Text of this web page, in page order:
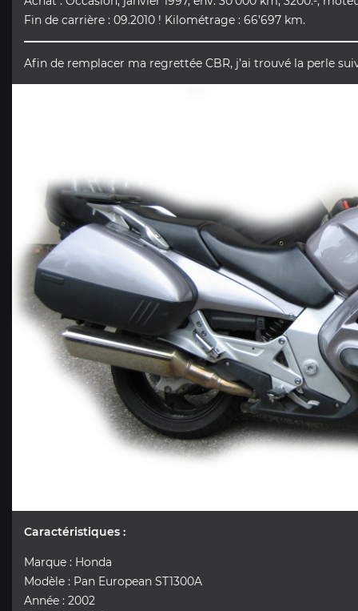
Fin de carrière : 09.2010 ! Kilométrage : 66’697 km.
Afin de remplacer ma regrettée CBR, j’ai trouvé la perle
Caractéristiques :
Marque : Honda
Modèle : Pan European ST1300A
Année : 2002